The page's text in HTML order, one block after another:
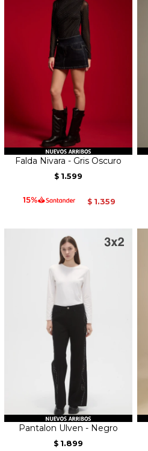
Falda Nivara - Gris Oscuro
$ 1.599
$ 1.359
Pantalon Ulven - Negro
$ 1.899